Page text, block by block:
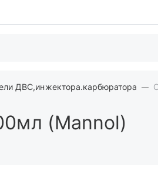
ДВС,инжектора.карбюратора
(Mannol)